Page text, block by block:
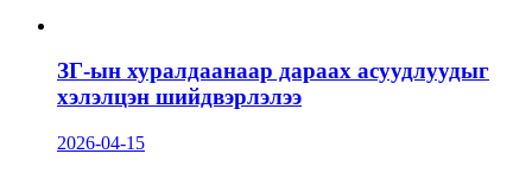
ЗГ-ын хуралдаанаар дараах асуудлуудыг
хэлэлцэн шийдвэрлэлээ
2026-04-15